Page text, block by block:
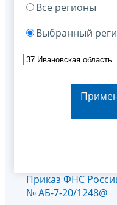
Все регионы
Выбранный
Приказ ФНС
№ АБ-7-20/1248@